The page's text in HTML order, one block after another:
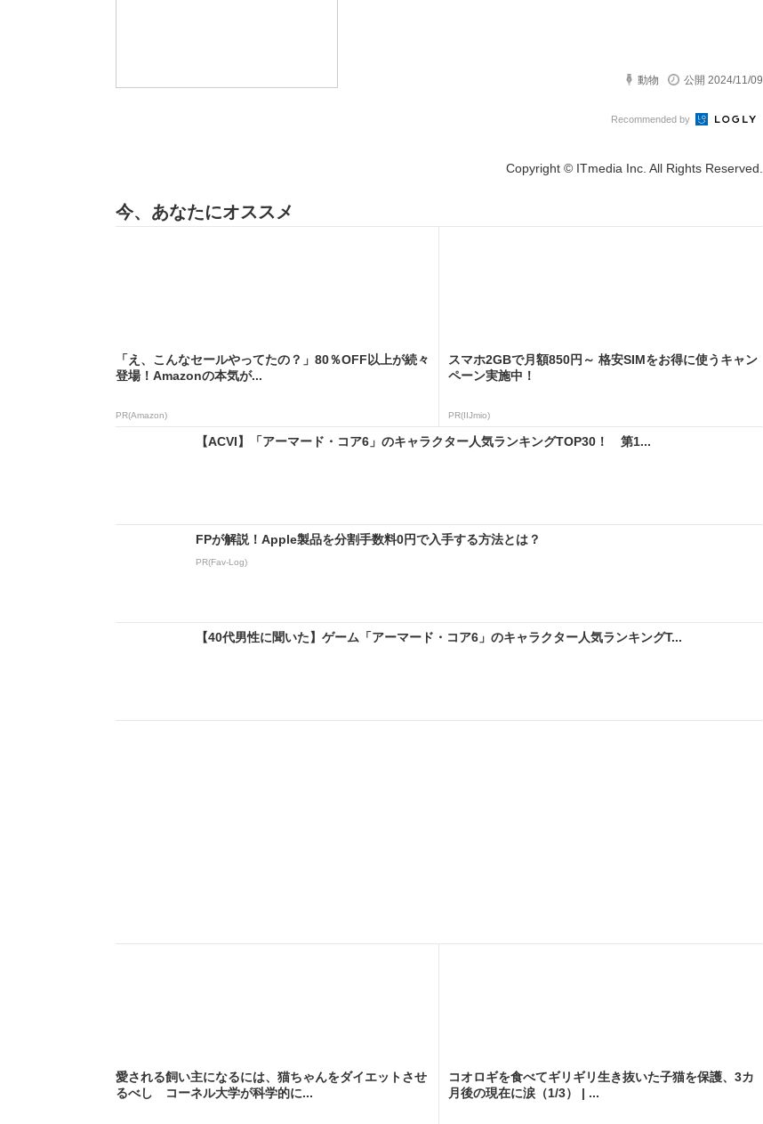
動物 公開 2024/11/09
Recommended by
Copyright © ITmedia Inc. All Rights Reserved.
今、あなたにオススメ
「え、こんなセールやってたの？」80％OFF以上が続々
登場！Amazonの本気が...
PR(Amazon)
スマホ2GBで月額850円～ 格安SIMをお得に使うキャン
ペーン実施中！
PR(IIJmio)
【ACVI】「アーマード・コア6」のキャラクター人気ランキングTOP30！ 第1...
FPが解説！Apple製品を分割手数料0円で入手する方法とは？
PR(Fav-Log)
【40代男性に聞いた】ゲーム「アーマード・コア6」のキャラクター人気ランキングT...
愛される飼い主になるには、猫ちゃんをダイエットさせ
るべし コーネル大学が科学的に...
コオロギを食べてギリギリ生き抜いた子猫を保護、3カ
月後の現在に涙（1/3） | ...